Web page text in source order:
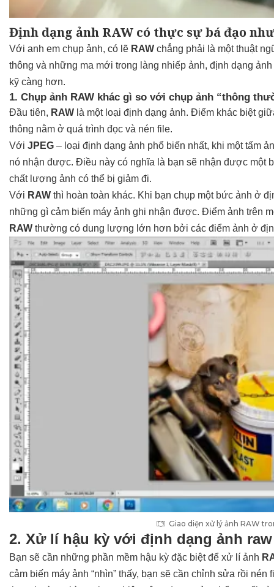
Định dạng ảnh RAW có thực sự bá đạo
Với anh em chụp ảnh, có lẽ RAW chẳng phải là một thuật
thông và những ma mới trong làng nhiếp ảnh, định dạng
kỹ càng hơn.
1. Chụp ảnh RAW khác gì so với chụp ảnh “thông
Đầu tiên, RAW là một loại định dạng ảnh. Điểm khác biệt
thông nằm ở quá trình đọc và nén file.
Với JPEG – loại định dạng ảnh phổ biến nhất, khi một tấm
nó nhận được. Điều này có nghĩa là bạn sẽ nhận được một
chất lượng ảnh có thể bị giảm đi.
Với RAW thì hoàn toàn khác. Khi bạn chụp một bức ảnh ở
những gì cảm biến máy ảnh ghi nhận được. Điểm ảnh trên
RAW thường có dung lượng lớn hơn bởi các điểm ảnh ở
Giao diện xử lý ảnh RAW
2. Xử lí hậu kỳ với định dạng ảnh
Bạn sẽ cần những phần mềm hậu kỳ đặc biệt để xử lí ảnh
cảm biến máy ảnh “nhìn” thấy, bạn sẽ cần chỉnh sửa rồi